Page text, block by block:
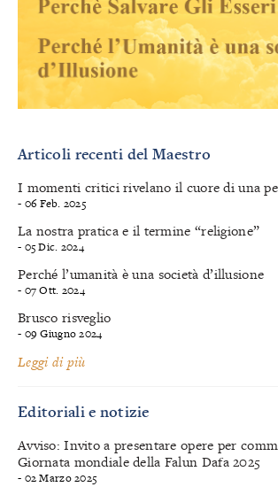
Articoli recenti del Maestro
I momenti critici rivelano il cuore di una
- 06 Feb. 2025
La nostra pratica e il termine “religione”
- 05 Dic. 2024
Perché l’umanità è una società d’illusione
- 07 Ott. 2024
Brusco risveglio
- 09 Giugno 2024
Leggi di più
Editoriali e notizie
Avviso: Invito a presentare opere per
Giornata mondiale della Falun Dafa 2025
- 02 Marzo 2025